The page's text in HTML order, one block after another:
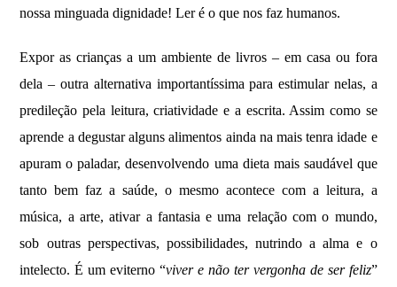
nossa minguada dignidade! Ler é o que nos faz humanos.
Expor as crianças a um ambiente de livros – em casa ou fora
dela – outra alternativa importantíssima para estimular nelas, a
predileção pela leitura, criatividade e a escrita. Assim como se
aprende a degustar alguns alimentos ainda na mais tenra idade e
apuram o paladar, desenvolvendo uma dieta mais saudável que
tanto bem faz a saúde, o mesmo acontece com a leitura, a
música, a arte, ativar a fantasia e uma relação com o mundo,
sob outras perspectivas, possibilidades, nutrindo a alma e o
intelecto. É um eviterno “viver e não ter vergonha de ser feliz”